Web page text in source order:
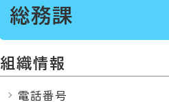
総務課
組織情報
電話番号